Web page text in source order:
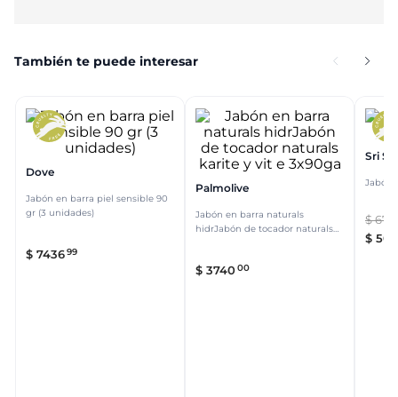
También te puede interesar
Dove
Jabón en barra piel sensible 90
gr (3 unidades)
$ 743699
Palmolive
Jabón en barra naturals
hidrJabón de tocador naturals
$ 374000
Sri Sri
Jabón
$
$